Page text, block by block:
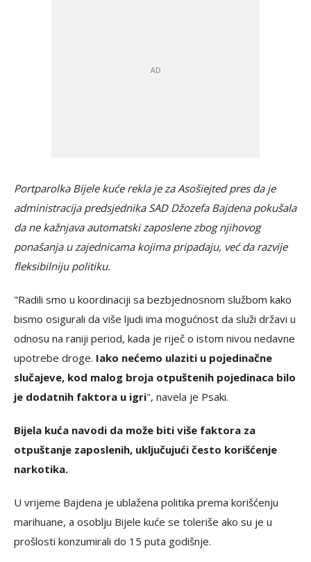
Portparolka Bijele kuće rekla je za Asošiejted pres da je
administracija predsjednika SAD Džozefa Bajdena pokušala
da ne kažnjava automatski zaposlene zbog njihovog
ponašanja u zajednicama kojima pripadaju, već da razvije
fleksibilniju politiku.
"Radili smo u koordinaciji sa bezbjednosnom službom kako
bismo osigurali da više ljudi ima mogućnost da služi državi u
odnosu na raniji period, kada je riječ o istom nivou nedavne
upotrebe droge. Iako nećemo ulaziti u pojedinačne
slučajeve, kod malog broja otpuštenih pojedinaca bilo
je dodatnih faktora u igri", navela je Psaki.
Bijela kuća navodi da može biti više faktora za
otpuštanje zaposlenih, uključujući često korišćenje
narkotika.
U vrijeme Bajdena je ublažena politika prema korišćenju
marihuane, a osoblju Bijele kuće se toleriše ako su je u
prošlosti konzumirali do 15 puta godišnje.